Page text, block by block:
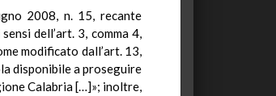
2008, n. 15, recante
dell’art. 3, comma 4,
modificato dall’art. 13,
disponibile a proseguire
Calabria […]»; inoltre,